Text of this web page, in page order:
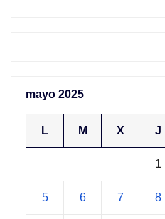
mayo 2025
L M X J
1
5 6 7 8